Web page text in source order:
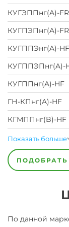
КУГЭППнг(A)-
КУГПЭПнг(A)-
КУГППЭнг(A)-HF
КУГППЭПнг(A)-
КУГППнг(A)-HF
ГН-КПнг(A)-HF
КГМППнг(B)-HF
Показать больше
По данной